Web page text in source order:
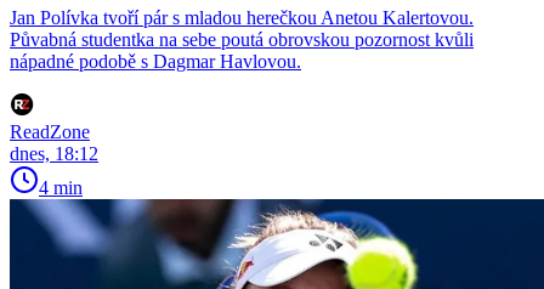
Jan Polívka tvoří pár s mladou herečkou Anetou Kalertovou.
Půvabná studentka na sebe poutá obrovskou pozornost kvůli
nápadné podobě s Dagmar Havlovou.
ReadZone
dnes, 18:12
4 min